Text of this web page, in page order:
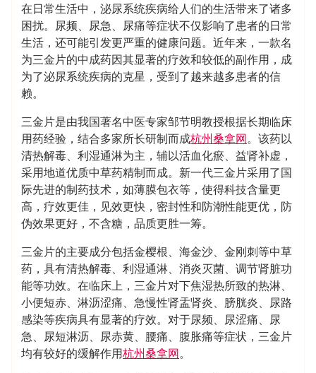
在日常生活中，泌尿系统疾病给人们的生活带来了诸多
困扰。尿频、尿急、尿痛等症状不仅影响了患者的日常
生活，还可能引发更严重的健康问题。近年来，一款名
为三金片的中成药因其显著的疗效和较低的副作用，成
为了泌尿系统疾病的克星，受到了越来越多患者的信
赖。
三金片是由我国著名中医专家邹节明教授根据长期临床
用药经验，结合多家所长研制而成杭州桑拿网。该药以
清热解毒、利湿通淋为主，辅以活血化瘀、益肾补虚，
采用地道优质中草药精制而成。新一代三金片采用了国
际先进的制药技术，如薄膜包衣等，使得科技含量更
高，疗效更佳，见效更快，密封性和防潮性能更优，防
伪效果更好，不含糖，品质更胜一筹。
三金片的主要成分包括金樱根、海金沙、金刚刺等中草
药，具有清热解毒、利湿通淋、消炎灭菌、调节肾脏功
能等功效。在临床上，三金片对下焦湿热所致的热淋、
小便短赤、淋沥涩痛、急慢性肾盂肾炎、膀胱炎、尿路
感染等疾病具有显著的疗效。对于尿频、尿涩痛、尿
急、尿短淋沥、尿赤黄、腰痛、腹胀痛等症状，三金片
均有较好的缓解作用杭州桑拿网。